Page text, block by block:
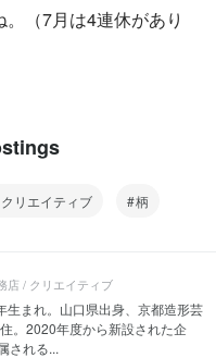
（7月は4連休があり
クリエイティブ 柄
店 / クリエイティブ
まれ。山口県出身、京都造形芸
。2020年度から新設された企
される...